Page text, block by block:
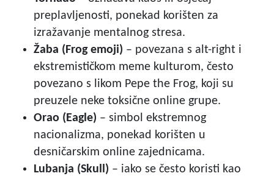
preplavljenosti, ponekad korišten za
izražavanje mentalnog stresa.
Žaba (Frog emoji) – povezana s alt-right i
ekstremističkom meme kulturom, često
povezano s likom Pepe the Frog, koji su
preuzele neke toksične online grupe.
Orao (Eagle) – simbol ekstremnog
nacionalizma, ponekad korišten u
desničarskim online zajednicama.
Lubanja (Skull) – iako se često koristi kao